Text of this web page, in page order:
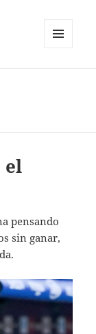
el
pensando
sin ganar,